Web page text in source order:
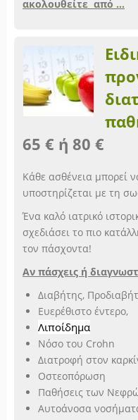
ακολουθείτε από ...
65 € ή 80 €
Κάθε ασθένεια μπορεί
υποστηρίζεται με τη
Ένα καλό ιατρικό
σχεδιάσει το πιο
τον πάσχοντα!
Αν πάσχεις ή
Διαβήτης,
Ευερέθιστο έντερο,
Λιποίδημα
Νόσο του Crohn
Διατροφή στον
Οστεοπόρωση
Παθήσεις των
Αυτοάνοσα